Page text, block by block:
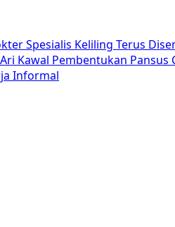
Spesialis Keliling Terus
Kawal Pembentukan Pansus
Informal